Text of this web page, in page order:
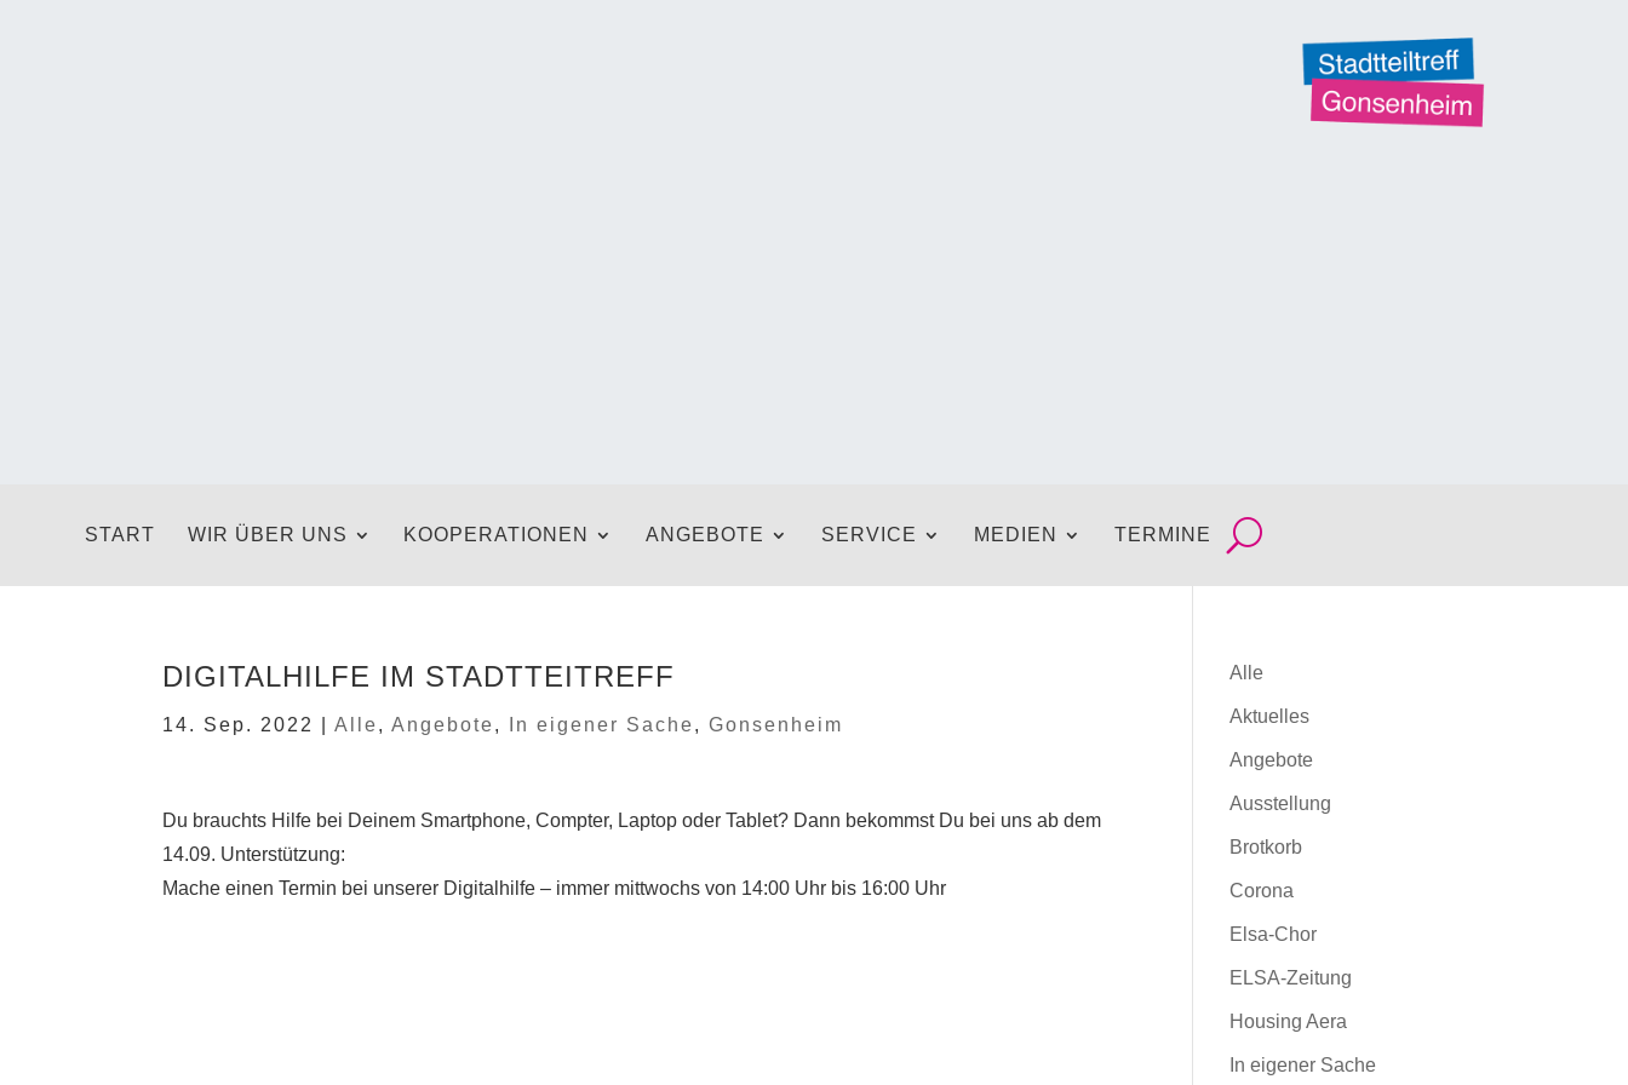
START WIR ÜBER UNS KOOPERATIONEN ANGEBOTE SERVICE MEDIEN TERMINE
DIGITALHILFE IM STADTTEITREFF
14. Sep. 2022 |Alle,Angebote, In eigener Sache,Gonsenheim
Du brauchts Hilfe bei Deinem Smartphone, Compter, Laptop oder Tablet? Dann bekommst Du bei uns ab dem
14.09. Unterstützung:
Mache einen Termin bei unserer Digitalhilfe – immer mittwochs von 14:00 Uhr bis 16:00 Uhr
Alle
Aktuelles
Angebote
Ausstellung
Brotkorb
Corona
Elsa-Chor
ELSA-Zeitung
Housing Aera
In eigener Sache